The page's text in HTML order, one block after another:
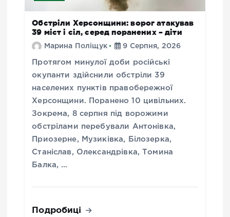
Обстріли Херсонщини: ворог атакував
39 міст і сіл, серед поранених – діти
Марина Поліщук 9 Серпня, 2026
Протягом минулої доби російські
окупанти здійснили обстріли 39
населених пунктів правобережної
Херсонщини. Поранено 10 цивільних.
Зокрема, 8 серпня під ворожими
обстрілами перебували Антонівка,
Приозерне, Музиківка, Білозерка,
Станіслав, Олександрівка, Томина
Балка, …
Подробиці